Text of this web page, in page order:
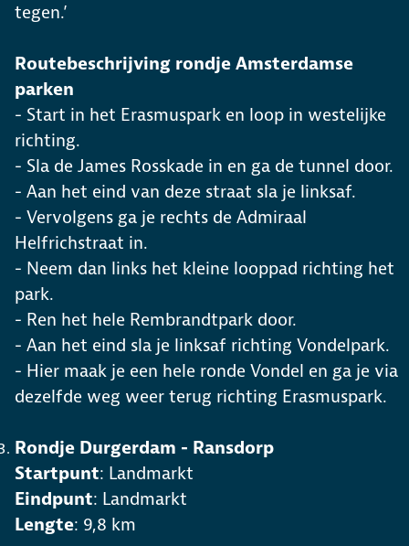
tegen.’
Routebeschrijving rondje Amsterdamse
parken
- Start in het Erasmuspark en loop in westelijke
richting.
- Sla de James Rosskade in en ga de tunnel door.
- Aan het eind van deze straat sla je linksaf.
- Vervolgens ga je rechts de Admiraal
Helfrichstraat in.
- Neem dan links het kleine looppad richting het
park.
- Ren het hele Rembrandtpark door.
- Aan het eind sla je linksaf richting Vondelpark.
- Hier maak je een hele ronde Vondel en ga je via
dezelfde weg weer terug richting Erasmuspark.
Rondje Durgerdam - Ransdorp
Startpunt: Landmarkt
Eindpunt: Landmarkt
Lengte: 9,8 km